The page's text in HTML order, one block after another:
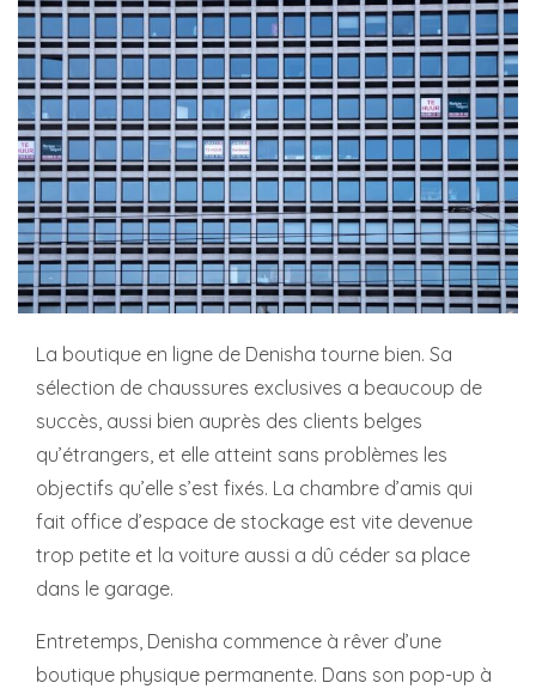
La boutique en ligne de Denisha tourne bien. Sa
sélection de chaussures exclusives a beaucoup de
succès, aussi bien auprès des clients belges
qu’étrangers, et elle atteint sans problèmes les
objectifs qu’elle s’est fixés. La chambre d’amis qui
fait office d’espace de stockage est vite devenue
trop petite et la voiture aussi a dû céder sa place
dans le garage.
Entretemps, Denisha commence à rêver d’une
boutique physique permanente. Dans son pop-up à